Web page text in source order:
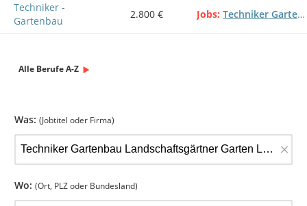
Techniker -
Gartenbau
2.800 € Jobs Techniker Gartenbau Landschaftsgärtner Garten Landschaftsbau
Alle Berufe A-Z
Was: (Jobtitel oder Firma)
×
Wo: (Ort, PLZ oder Bundesland)